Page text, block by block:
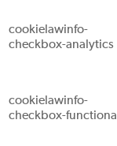
cookielawinfo-
checkbox-analytics
cookielawinfo-
checkbox-functional